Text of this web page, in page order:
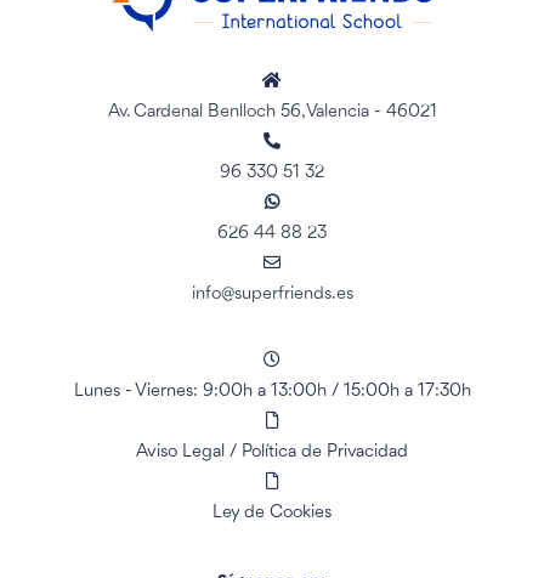
Av. Cardenal Benlloch 56, Valencia - 46021
96 330 51 32
626 44 88 23
info@superfriends.es
Lunes - Viernes: 9:00h a 13:00h / 15:00h a 17:30h
Aviso Legal / Política de Privacidad
Ley de Cookies